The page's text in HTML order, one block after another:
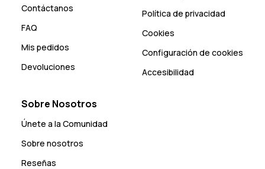
Contáctanos
FAQ
Mis pedidos
Devoluciones
Política de privacidad
Cookies
Configuración de cookies
Accesibilidad
Sobre Nosotros
Únete a la Comunidad
Sobre nosotros
Reseñas